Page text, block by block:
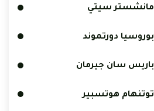
مانشستر سيتي
بوروسيا دورتموند
باريس سان جيرمان
توتنهام هوتسبير